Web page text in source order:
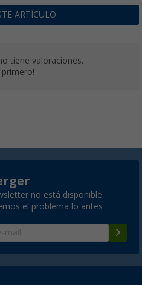
ARTÍCULO
tiene valoraciones.
primero!
no está disponible
el problema lo antes